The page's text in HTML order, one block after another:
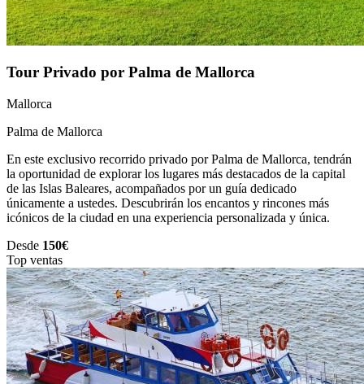
Tour Privado por Palma de Mallorca
Mallorca
Palma de Mallorca
En este exclusivo recorrido privado por Palma de Mallorca, tendrán
la oportunidad de explorar los lugares más destacados de la capital
de las Islas Baleares, acompañados por un guía dedicado
únicamente a ustedes. Descubrirán los encantos y rincones más
icónicos de la ciudad en una experiencia personalizada y única.
Desde 150€
Top ventas